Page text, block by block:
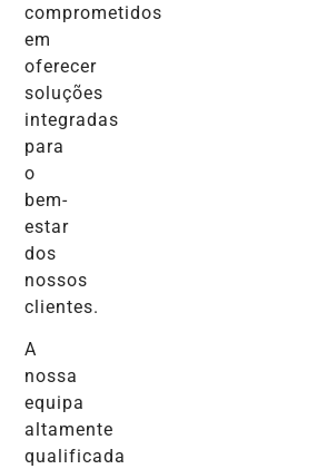
comprometidos
em
oferecer
soluções
integradas
para
o
bem-
estar
dos
nossos
clientes.
A
nossa
equipa
altamente
qualificada